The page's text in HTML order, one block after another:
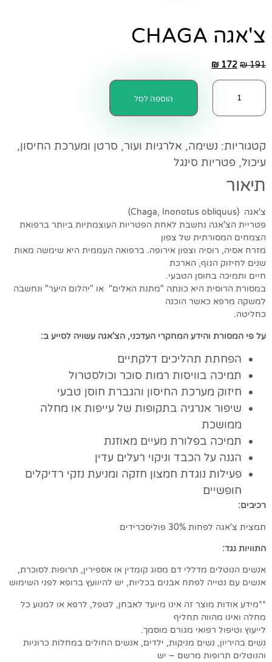
צ'אגה CHAGA
₪191
₪ 172
הוספה לסל
קטגוריות: נשימה, אלרגיות ועור, סרטן ומערכת החיסון,
עיכול, פטריות סינגל
תיאור
צ'אגה (Chaga, Inonotus obliquus)
פטריית הצ'אגה נחשבת לאחת הפטריות העוצמתיות ביותר ברפואת
הצמחים המסורתית של צפון
מזרח אסיה, רוסיה וצפון אירופה. ברפואה העממית היא שימשה מאות
שנים לחיזוק הגוף, הארכת
חיים ותמיכה בחוסן הטבעי.
במסורת הרוסית היא כונתה "מתנת האלים" או "יהלום היער" ונחשבה
למשקה מרפא כאשר הוכנה
כחליטה.
על פי המסורת והידע המחקרי העדכני, הצ'אגה עשויה לסייע ב:
הפחתת תהליכים דלקתיים
תמיכה בוויסות רמות סוכר וכולסטרול
חיזוק מערכת החיסון והגברת חוסן טבעי
שיפור אנרגיה בתקופות של עייפות או מחלה
ממושכת
תמיכה בפלורת מעיים מאוזנת
הגנה על הכבד וניקוי רעלים עדין
פעילות נוגדת חמצון חזקה ומניעת נזקי רדיקלים
חופשיים
רכיבים:
תמצית צ'אגה לפחות 30% פוליסכרידים
התוויות נגד:
אנשים הנוטלים מדללי דם מסוג קומדין או אספירין, תרופות לסוכרת,
אנשים עם נטייה לפתח אבנים בכליות, יש להיוועץ ברופא לפני השימוש
**מידע אודות מוצר זה אינו מיועד לאבחן, לטפל, לרפא או למנוע כל
מחלה ואינו מהווה תחליף
לייעוץ וטיפול רפואי מגורם מוסמך.
נשים בהיריון, נשים מניקות, ילדים, אנשים החולים במחלות כרוניות
והנוטלים תרופות מרשם – יש